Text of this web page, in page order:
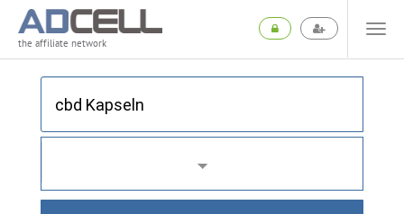
the affiliate network